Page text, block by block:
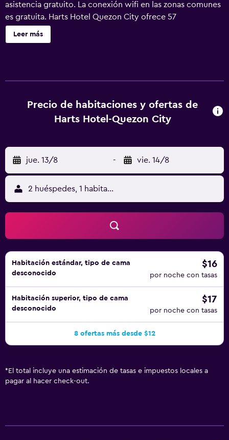
asistencia gratuito. La conexión wifi en las zonas comunes
es gratuita. Harts Hotel Quezon City ofrece 57
alojamientos con aire acondicionado, botella de agua
gratuita y secador de pelo. Se ofrece televisión por cable.
ofrece servicio de limpieza todos los días.
Leer más
Precio de habitaciones y ofertas de
Harts Hotel-Quezon City
jue. 13/8 - vie. 14/8
2 huéspedes, 1 habitación
Habitación estándar, tipo de cama
desconocido
$16
por noche con tasas
Habitación superior, tipo de cama
desconocido
$17
por noche con tasas
8 ofertas más desde $12
* El total incluye una estimación de tasas e impuestos locales a
pagar al hacer check-out.